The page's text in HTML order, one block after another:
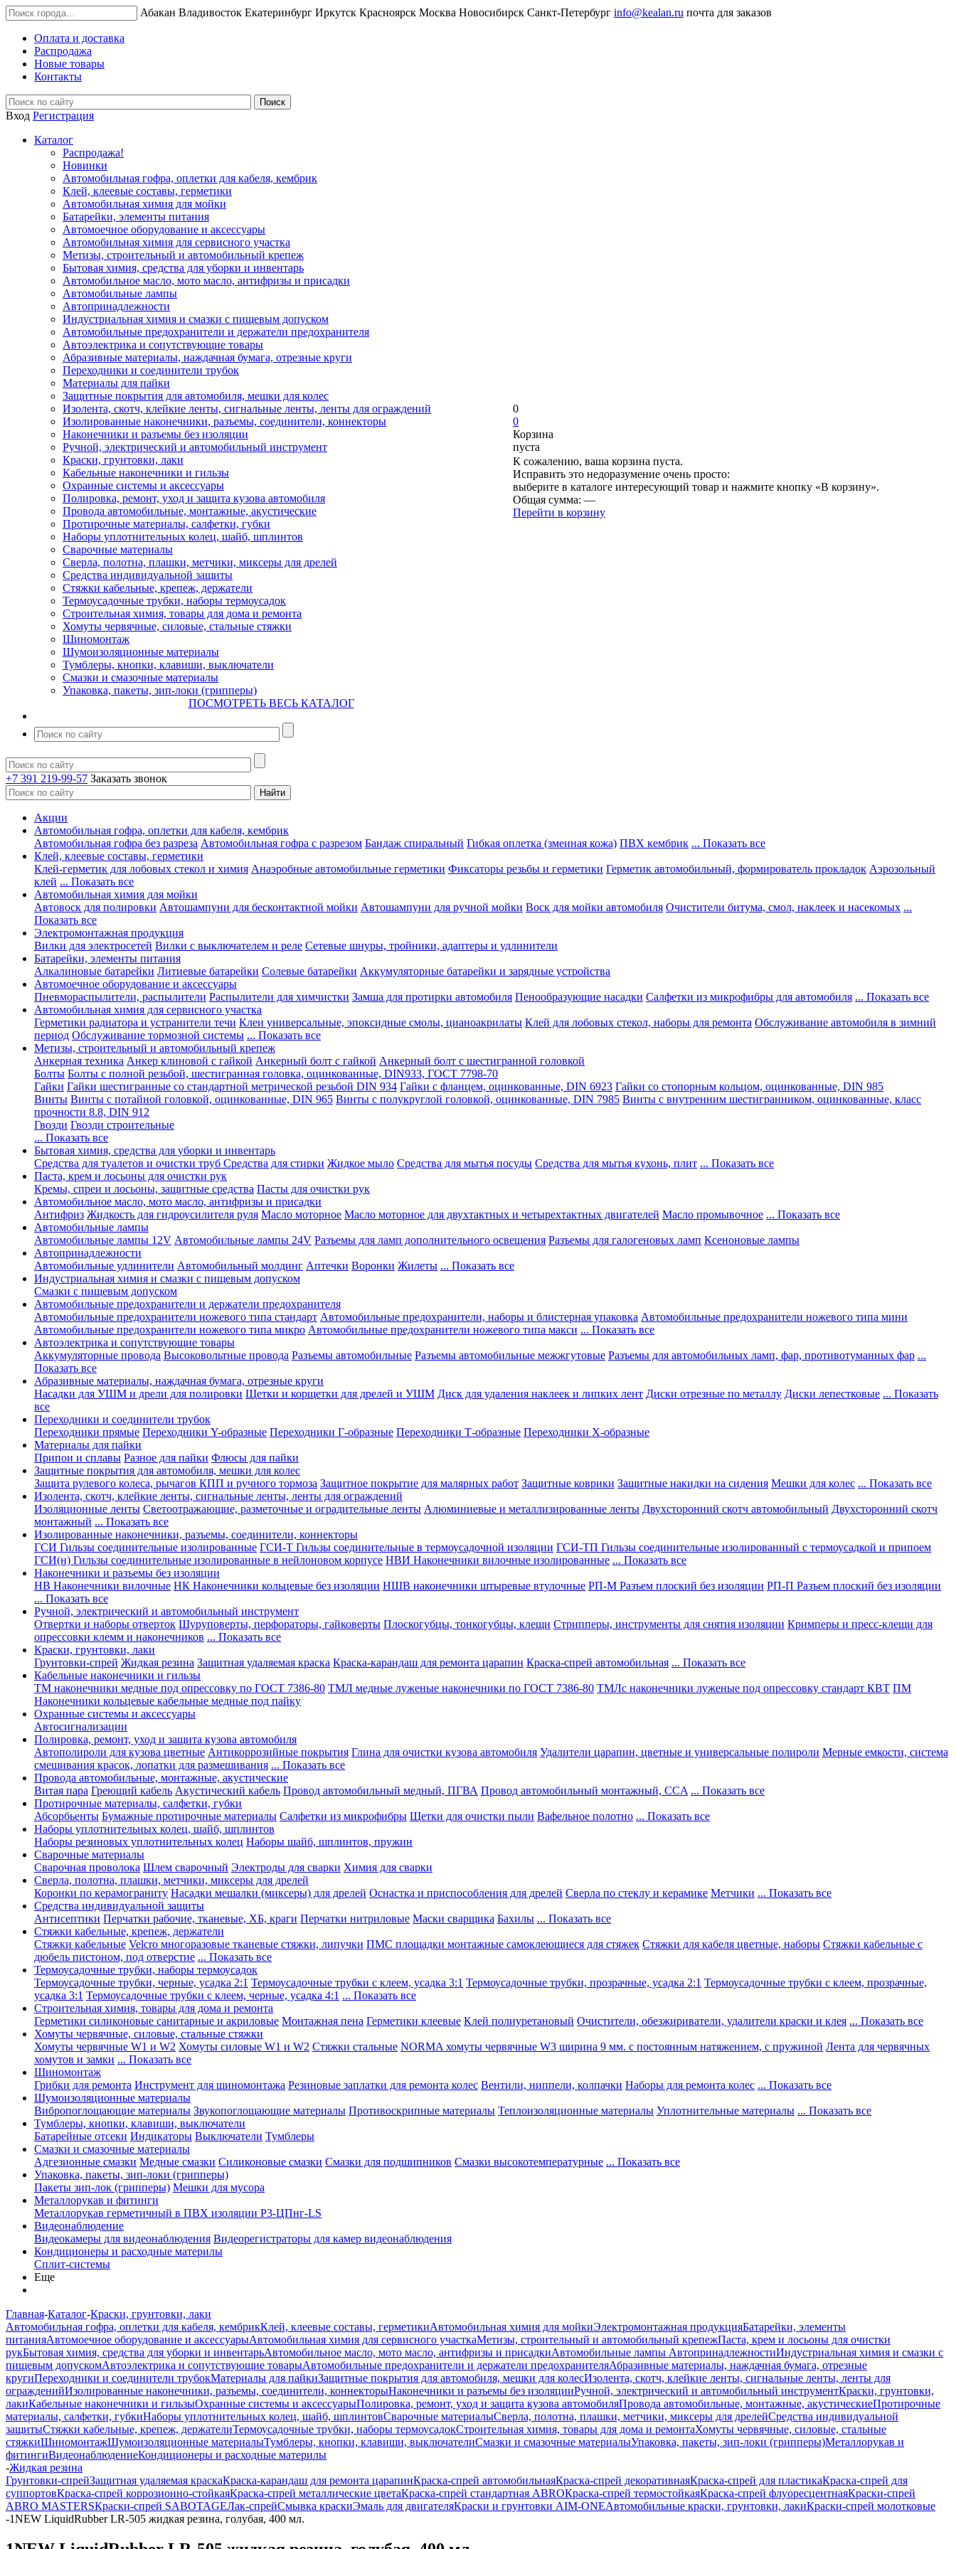
Абакан Владивосток Екатеринбург Иркутск Красноярск Москва Новосибирск Санкт-Петербург info@kealan.ru почта для заказов
Оплата и доставка
Распродажа
Новые товары
Контакты
Вход Регистрация
Каталог
Распродажа!
Новинки
Автомобильная гофра, оплетки для кабеля, кембрик
Клей, клеевые составы, герметики
Автомобильная химия для мойки
Батарейки, элементы питания
Автомоечное оборудование и аксессуары
Автомобильная химия для сервисного участка
Метизы, строительный и автомобильный крепеж
Бытовая химия, средства для уборки и инвентарь
Автомобильное масло, мото масло, антифризы и присадки
Автомобильные лампы
Автопринадлежности
Индустриальная химия и смазки с пищевым допуском
Автомобильные предохранители и держатели предохранителя
Автоэлектрика и сопутствующие товары
Абразивные материалы, наждачная бумага, отрезные круги
Переходники и соединители трубок
Материалы для пайки
Защитные покрытия для автомобиля, мешки для колес
Изолента, скотч, клейкие ленты, сигнальные ленты, ленты для ограждений
Изолированные наконечники, разъемы, соединители, коннекторы
Наконечники и разъемы без изоляции
Ручной, электрический и автомобильный инструмент
Краски, грунтовки, лаки
Кабельные наконечники и гильзы
Охранные системы и аксессуары
Полировка, ремонт, уход и защита кузова автомобиля
Провода автомобильные, монтажные, акустические
Протирочные материалы, салфетки, губки
Наборы уплотнительных колец, шайб, шплинтов
Сварочные материалы
Сверла, полотна, плашки, метчики, миксеры для дрелей
Средства индивидуальной защиты
Стяжки кабельные, крепеж, держатели
Термоусадочные трубки, наборы термоусадок
Строительная химия, товары для дома и ремонта
Хомуты червячные, силовые, стальные стяжки
Шиномонтаж
Шумоизоляционные материалы
Тумблеры, кнопки, клавиши, выключатели
Смазки и смазочные материалы
Упаковка, пакеты, зип-локи (грипперы)
ПОСМОТРЕТЬ ВЕСЬ КАТАЛОГ
+7 391 219-99-57 Заказать звонок
0
0
Корзина
пуста
К сожалению, ваша корзина пуста.
Исправить это недоразумение очень просто:
выберите в каталоге интересующий товар и нажмите кнопку «В корзину».
Общая сумма: —
Перейти в корзину
Акции
Автомобильная гофра, оплетки для кабеля, кембрик
Автомобильная гофра без разреза Автомобильная гофра с разрезом Бандаж спиральный Гибкая оплетка (змеиная кожа) ПВХ кембрик ... Показать все
Клей, клеевые составы, герметики
Клей-герметик для лобовых стекол и химия Анаэробные автомобильные герметики Фиксаторы резьбы и герметики Герметик автомобильный, формирователь прокладок Аэрозольный
клей ... Показать все
Автомобильная химия для мойки
Автовоск для полировки Автошампуни для бесконтактной мойки Автошампуни для ручной мойки Воск для мойки автомобиля Очистители битума, смол, наклеек и насекомых ...
Показать все
Электромонтажная продукция
Вилки для электросетей Вилки с выключателем и реле Сетевые шнуры, тройники, адаптеры и удлинители
Батарейки, элементы питания
Алкалиновые батарейки Литиевые батарейки Солевые батарейки Аккумуляторные батарейки и зарядные устройства
Автомоечное оборудование и аксессуары
Пневмораспылители, распылители Распылители для химчистки Замша для протирки автомобиля Пенообразующие насадки Салфетки из микрофибры для автомобиля ... Показать все
Автомобильная химия для сервисного участка
Герметики радиатора и устранители течи Клеи универсальные, эпоксидные смолы, цианоакрилаты Клей для лобовых стекол, наборы для ремонта Обслуживание автомобиля в зимний
период Обслуживание тормозной системы ... Показать все
Метизы, строительный и автомобильный крепеж
Анкерная техника Анкер клиновой с гайкой Анкерный болт с гайкой Анкерный болт с шестигранной головкой
Болты Болты с полной резьбой, шестигранная головка, оцинкованные, DIN933, ГОСТ 7798-70
Гайки Гайки шестигранные со стандартной метрической резьбой DIN 934 Гайки с фланцем, оцинкованные, DIN 6923 Гайки со стопорным кольцом, оцинкованные, DIN 985
Винты Винты с потайной головкой, оцинкованные, DIN 965 Винты с полукруглой головкой, оцинкованные, DIN 7985 Винты с внутренним шестигранником, оцинкованные, класс
прочности 8.8, DIN 912
Гвозди Гвозди строительные
... Показать все
Бытовая химия, средства для уборки и инвентарь
Средства для туалетов и очистки труб Средства для стирки Жидкое мыло Средства для мытья посуды Средства для мытья кухонь, плит ... Показать все
Паста, крем и лосьоны для очистки рук
Кремы, спреи и лосьоны, защитные средства Пасты для очистки рук
Автомобильное масло, мото масло, антифризы и присадки
Антифриз Жидкость для гидроусилителя руля Масло моторное Масло моторное для двухтактных и четырехтактных двигателей Масло промывочное ... Показать все
Автомобильные лампы
Автомобильные лампы 12V Автомобильные лампы 24V Разъемы для ламп дополнительного освещения Разъемы для галогеновых ламп Ксеноновые лампы
Автопринадлежности
Автомобильные удлинители Автомобильный молдинг Аптечки Воронки Жилеты ... Показать все
Индустриальная химия и смазки с пищевым допуском
Смазки с пищевым допуском
Автомобильные предохранители и держатели предохранителя
Автомобильные предохранители ножевого типа стандарт Автомобильные предохранители, наборы и блистерная упаковка Автомобильные предохранители ножевого типа мини
Автомобильные предохранители ножевого типа микро Автомобильные предохранители ножевого типа макси ... Показать все
Автоэлектрика и сопутствующие товары
Аккумуляторные провода Высоковольтные провода Разъемы автомобильные Разъемы автомобильные межжгутовые Разъемы для автомобильных ламп, фар, противотуманных фар ...
Показать все
Абразивные материалы, наждачная бумага, отрезные круги
Насадки для УШМ и дрели для полировки Щетки и корщетки для дрелей и УШМ Диск для удаления наклеек и липких лент Диски отрезные по металлу Диски лепестковые ... Показать
все
Переходники и соединители трубок
Переходники прямые Переходники Y-образные Переходники Г-образные Переходники Т-образные Переходники Х-образные
Материалы для пайки
Припои и сплавы Разное для пайки Флюсы для пайки
Защитные покрытия для автомобиля, мешки для колес
Защита рулевого колеса, рычагов КПП и ручного тормоза Защитное покрытие для малярных работ Защитные коврики Защитные накидки на сидения Мешки для колес ... Показать все
Изолента, скотч, клейкие ленты, сигнальные ленты, ленты для ограждений
Изоляционные ленты Светоотражающие, разметочные и оградительные ленты Алюминиевые и металлизированные ленты Двухсторонний скотч автомобильный Двухсторонний скотч
монтажный ... Показать все
Изолированные наконечники, разъемы, соединители, коннекторы
ГСИ Гильзы соединительные изолированные ГСИ-Т Гильзы соединительные в термоусадочной изоляции ГСИ-ТП Гильзы соединительные изолированный с термоусадкой и припоем
ГСИ(н) Гильзы соединительные изолированные в нейлоновом корпусе НВИ Наконечники вилочные изолированные ... Показать все
Наконечники и разъемы без изоляции
НВ Наконечники вилочные НК Наконечники кольцевые без изоляции НШВ наконечники штыревые втулочные РП-М Разъем плоский без изоляции РП-П Разъем плоский без изоляции
... Показать все
Ручной, электрический и автомобильный инструмент
Отвертки и наборы отверток Шуруповерты, перфораторы, гайковерты Плоскогубцы, тонкогубцы, клещи Стрипперы, инструменты для снятия изоляции Кримперы и пресс-клещи для
опрессовки клемм и наконечников ... Показать все
Краски, грунтовки, лаки
Грунтовки-спрей Жидкая резина Защитная удаляемая краска Краска-карандаш для ремонта царапин Краска-спрей автомобильная ... Показать все
Кабельные наконечники и гильзы
ТМ наконечники медные под опрессовку по ГОСТ 7386-80 ТМЛ медные луженые наконечники по ГОСТ 7386-80 ТМЛс наконечники луженые под опрессовку стандарт КВТ ПМ
Наконечники кольцевые кабельные медные под пайку
Охранные системы и аксессуары
Автосигнализации
Полировка, ремонт, уход и защита кузова автомобиля
Автополироли для кузова цветные Антикоррозийные покрытия Глина для очистки кузова автомобиля Удалители царапин, цветные и универсальные полироли Мерные емкости, система
смешивания красок, лопатки для размешивания ... Показать все
Провода автомобильные, монтажные, акустические
Витая пара Греющий кабель Акустический кабель Провод автомобильный медный, ПГВА Провод автомобильный монтажный, CCA ... Показать все
Протирочные материалы, салфетки, губки
Абсорбьенты Бумажные протирочные материалы Салфетки из микрофибры Щетки для очистки пыли Вафельное полотно ... Показать все
Наборы уплотнительных колец, шайб, шплинтов
Наборы резиновых уплотнительных колец Наборы шайб, шплинтов, пружин
Сварочные материалы
Сварочная проволока Шлем сварочный Электроды для сварки Химия для сварки
Сверла, полотна, плашки, метчики, миксеры для дрелей
Коронки по керамограниту Насадки мешалки (миксеры) для дрелей Оснастка и приспособления для дрелей Сверла по стеклу и керамике Метчики ... Показать все
Средства индивидуальной защиты
Антисептики Перчатки рабочие, тканевые, ХБ, краги Перчатки нитриловые Маски сварщика Бахилы ... Показать все
Стяжки кабельные, крепеж, держатели
Стяжки кабельные Velcro многоразовые тканевые стяжки, липучки ПМС площадки монтажные самоклеющиеся для стяжек Стяжки для кабеля цветные, наборы Стяжки кабельные с
дюбель пистоном, под отверстие ... Показать все
Термоусадочные трубки, наборы термоусадок
Термоусадочные трубки, черные, усадка 2:1 Термоусадочные трубки с клеем, усадка 3:1 Термоусадочные трубки, прозрачные, усадка 2:1 Термоусадочные трубки с клеем, прозрачные,
усадка 3:1 Термоусадочные трубки с клеем, черные, усадка 4:1 ... Показать все
Строительная химия, товары для дома и ремонта
Герметики силиконовые санитарные и акриловые Монтажная пена Герметики клеевые Клей полиуретановый Очистители, обезжириватели, удалители краски и клея ... Показать все
Хомуты червячные, силовые, стальные стяжки
Хомуты червячные W1 и W2 Хомуты силовые W1 и W2 Стяжки стальные NORMA хомуты червячные W3 ширина 9 мм. с постоянным натяжением, с пружиной Лента для червячных
хомутов и замки ... Показать все
Шиномонтаж
Грибки для ремонта Инструмент для шиномонтажа Резиновые заплатки для ремонта колес Вентили, ниппели, колпачки Наборы для ремонта колес ... Показать все
Шумоизоляционные материалы
Вибропоглощающие материалы Звукопоглощающие материалы Противоскрипные материалы Теплоизоляционные материалы Уплотнительные материалы ... Показать все
Тумблеры, кнопки, клавиши, выключатели
Батарейные отсеки Индикаторы Выключатели Тумблеры
Смазки и смазочные материалы
Адгезионные смазки Медные смазки Силиконовые смазки Смазки для подшипников Смазки высокотемпературные ... Показать все
Упаковка, пакеты, зип-локи (грипперы)
Пакеты зип-лок (грипперы) Мешки для мусора
Металлорукав и фитинги
Металлорукав герметичный в ПВХ изоляции Р3-ЦПнг-LS
Видеонаблюдение
Видеокамеры для видеонаблюдения Видеорегистраторы для камер видеонаблюдения
Кондиционеры и расходные материлы
Сплит-системы
Еще
Главная-Каталог-Краски, грунтовки, лаки
Автомобильная гофра, оплетки для кабеля, кембрикКлей, клеевые составы, герметикиАвтомобильная химия для мойкиЭлектромонтажная продукцияБатарейки, элементы
питанияАвтомоечное оборудование и аксессуарыАвтомобильная химия для сервисного участкаМетизы, строительный и автомобильный крепежПаста, крем и лосьоны для очистки
рукБытовая химия, средства для уборки и инвентарьАвтомобильное масло, мото масло, антифризы и присадкиАвтомобильные лампы АвтопринадлежностиИндустриальная химия и смазки с
пищевым допускомАвтоэлектрика и сопутствующие товарыАвтомобильные предохранители и держатели предохранителяАбразивные материалы, наждачная бумага, отрезные
кругиПереходники и соединители трубокМатериалы для пайкиЗащитные покрытия для автомобиля, мешки для колесИзолента, скотч, клейкие ленты, сигнальные ленты, ленты для
огражденийИзолированные наконечники, разъемы, соединители, коннекторыНаконечники и разъемы без изоляцииРучной, электрический и автомобильный инструментКраски, грунтовки,
лакиКабельные наконечники и гильзыОхранные системы и аксессуарыПолировка, ремонт, уход и защита кузова автомобиляПровода автомобильные, монтажные, акустическиеПротирочные
материалы, салфетки, губкиНаборы уплотнительных колец, шайб, шплинтовСварочные материалыСверла, полотна, плашки, метчики, миксеры для дрелейСредства индивидуальной
защитыСтяжки кабельные, крепеж, держателиТермоусадочные трубки, наборы термоусадокСтроительная химия, товары для дома и ремонтаХомуты червячные, силовые, стальные
стяжкиШиномонтажШумоизоляционные материалыТумблеры, кнопки, клавиши, выключателиСмазки и смазочные материалыУпаковка, пакеты, зип-локи (грипперы)Металлорукав и
фитингиВидеонаблюдениеКондиционеры и расходные материлы
-Жидкая резина
Грунтовки-спрейЗащитная удаляемая краскаКраска-карандаш для ремонта царапинКраска-спрей автомобильнаяКраска-спрей декоративнаяКраска-спрей для пластикаКраска-спрей для
суппортовКраска-спрей коррозионно-стойкаяКраска-спрей металлические цветаКраска-спрей стандартная ABROКраска-спрей термостойкаяКраска-спрей флуоресцентнаяКраски-спрей
ABRO MASTERSКраски-спрей SABOTAGEЛак-спрейСмывка краскиЭмаль для двигателяКраски и грунтовки AIM-ONEАвтомобильные краски, грунтовки, лакиКраски-спрей молотковые
-1NEW LiquidRubber LR-505 жидкая резина, голубая, 400 мл.